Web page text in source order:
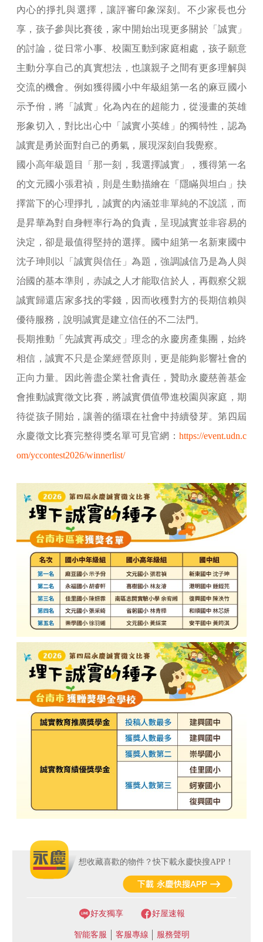
內心的掙扎與選擇，讓評審印象深刻。不少家長也分
享，孩子參與比賽後，家中開始出現更多關於「誠實」
的討論，從日常小事、校園互動到家庭相處，孩子願意
主動分享自己的真實想法，也讓親子之間有更多理解與
交流的機會。例如獲得國小中年級組第一名的麻豆國小
示予佾，將「誠實」化為內在的超能力，從漫畫的英雄
形象切入，對比出心中「誠實小英雄」的獨特性，認為
誠實是勇於面對自己的勇氣，展現深刻自我覺察。
國小高年級題目「那一刻，我選擇誠實」，獲得第一名
的文元國小張君禎，則是生動描繪在「隱瞞與坦白」抉
擇當下的心理掙扎，誠實的內涵並非單純的不說謊，而
是昇華為對自身輕率行為的負責，呈現誠實並非容易的
決定，卻是最值得堅持的選擇。國中組第一名新東國中
沈子珅則以「誠實與信任」為題，強調誠信乃是為人與
治國的基本準則，赤誠之人才能取信於人，再觀察父親
誠實歸還店家多找的零錢，因而收穫對方的長期信賴與
優待服務，說明誠實是建立信任的不二法門。
長期推動「先誠實再成交」理念的永慶房產集團，始終
相信，誠實不只是企業經營原則，更是能夠影響社會的
正向力量。因此善盡企業社會責任，贊助永慶慈善基金
會推動誠實徵文比賽，將誠實價值帶進校園與家庭，期
待從孩子開始，讓善的循環在社會中持續發芽。第四屆
永慶徵文比賽完整得獎名單可見官網： https://event.udn.c
om/yccontest2026/winnerlist/
想收藏喜歡的物件？快下載永慶快搜APP！
好友獨享 好屋速報
智能客服 客服專線 服務聲明